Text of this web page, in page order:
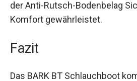
Luftkiel sorgt zudem für eine
Wasser, während der Anti-